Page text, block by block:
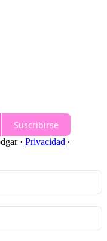
Suscribirse
· Privacidad ∙